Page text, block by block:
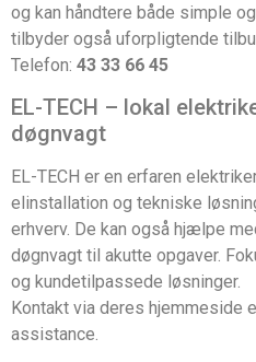
og kan håndtere både simple
tilbyder også uforpligtende
Telefon: 43 33 66 45
EL-TECH – lokal
døgnvagt
EL-TECH er en erfaren
elinstallation og tekniske
erhverv. De kan også hjælpe
døgnvagt til akutte opgaver.
og kundetilpassede løsninger.
Kontakt via deres hjemmeside
assistance.